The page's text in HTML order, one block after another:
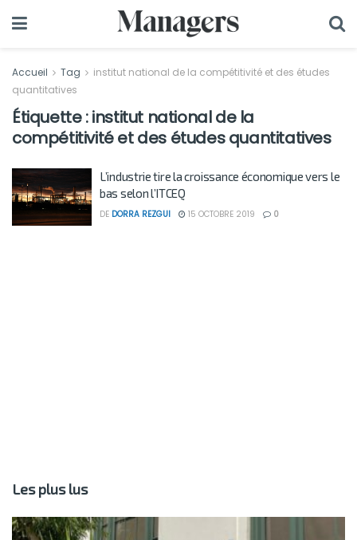
Accueil Tag
institut national de la compétitivité et des études
quantitatives
Étiquette :institut national de la
compétitivité et des études quantitatives
L’industrie tire la croissance économique vers le
bas selon l’ITCEQ
DE DORRA REZGUI 15 OCTOBRE 2019 0
Les plus lus